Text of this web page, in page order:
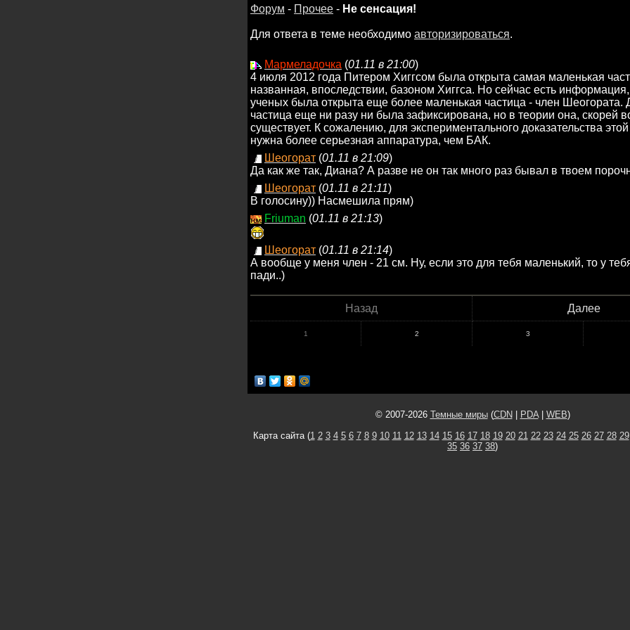
Форум - Прочее - Не сенсация!
Для ответа в теме необходимо авторизироваться.
Мармеладочка (01.11 в 21:00)
4 июля 2012 года Питером Хиггсом была открыта самая маленькая
названная, впоследствии, базоном Хиггса. Но сейчас есть информация,
ученых была открыта еще более маленькая частица - член Шеогората.
частица еще ни разу ни была зафиксирована, но в теории она, скорей
существует. К сожалению, для экспериментального доказательства
нужна более серьезная аппаратура, чем БАК.
Шеогорат (01.11 в 21:09)
Да как же так, Диана? А разве не он так много раз бывал в твоем
Шеогорат (01.11 в 21:11)
В голосину)) Насмешила прям)
Friuman (01.11 в 21:13)
Шеогорат (01.11 в 21:14)
А вообще у меня член - 21 см. Ну, если это для тебя маленький, то у
пади..)
Назад Далее
1 2 3
© 2007-2026 Темные миры(CDN PDA| WEB)
Карта сайта (1 2 3 4 5 6 7 8 9 10 11 12 13 14 15 16 17 18 19 20 21 22 23 24 25 26 27 28 29
35 36 37 38)